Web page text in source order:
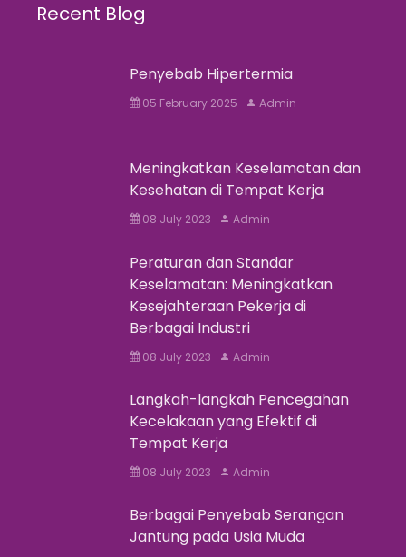
Recent Blog
Penyebab Hipertermia
05 February 2025 Admin
Meningkatkan Keselamatan dan
Kesehatan di Tempat Kerja
08 July 2023 Admin
Peraturan dan Standar
Keselamatan: Meningkatkan
Kesejahteraan Pekerja di
Berbagai Industri
08 July 2023 Admin
Langkah-langkah Pencegahan
Kecelakaan yang Efektif di
Tempat Kerja
08 July 2023 Admin
Berbagai Penyebab Serangan
Jantung pada Usia Muda